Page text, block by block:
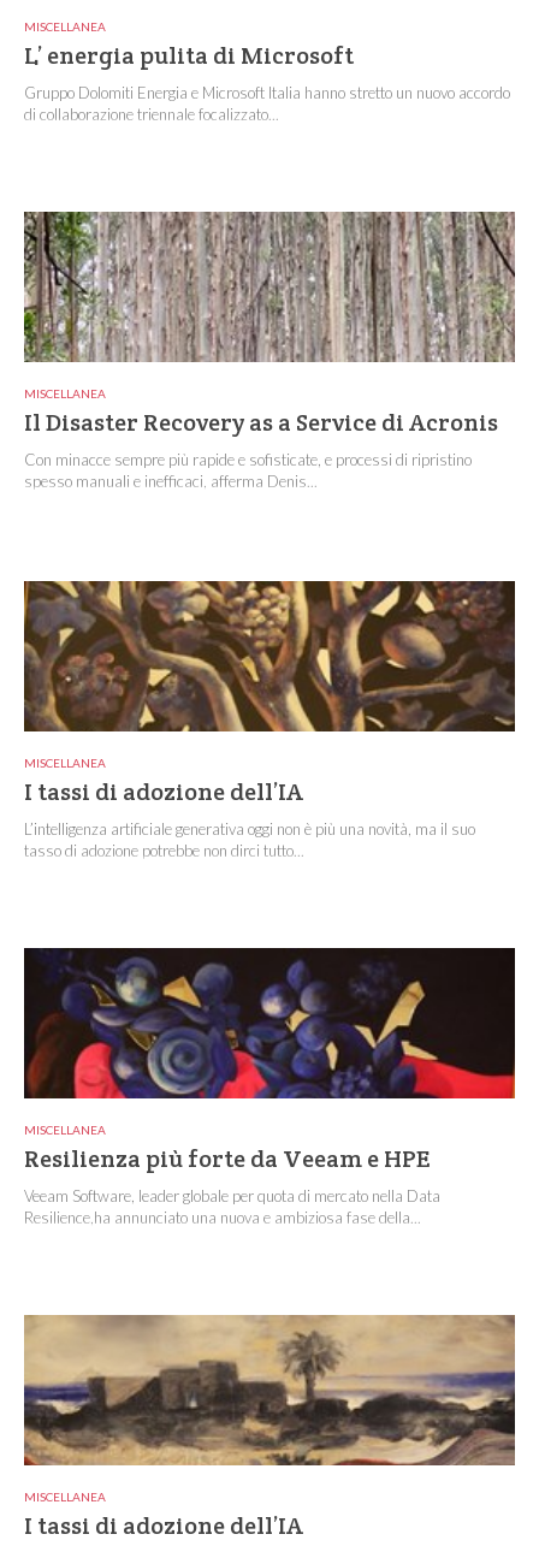
MISCELLANEA
L’ energia pulita di Microsoft
Gruppo Dolomiti Energia e Microsoft Italia hanno stretto un nuovo accordo
di collaborazione triennale focalizzato...
MISCELLANEA
Il Disaster Recovery as a Service di Acronis
Con minacce sempre più rapide e sofisticate, e processi di ripristino
spesso manuali e inefficaci, afferma Denis...
MISCELLANEA
I tassi di adozione dell’IA
L’intelligenza artificiale generativa oggi non è più una novità, ma il suo
tasso di adozione potrebbe non dirci tutto...
MISCELLANEA
Resilienza più forte da Veeam e HPE
Veeam Software, leader globale per quota di mercato nella Data
Resilience,ha annunciato una nuova e ambiziosa fase della...
MISCELLANEA
I tassi di adozione dell’IA